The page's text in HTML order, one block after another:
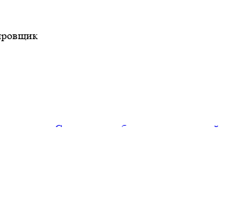
Соглашение об использовании сайта